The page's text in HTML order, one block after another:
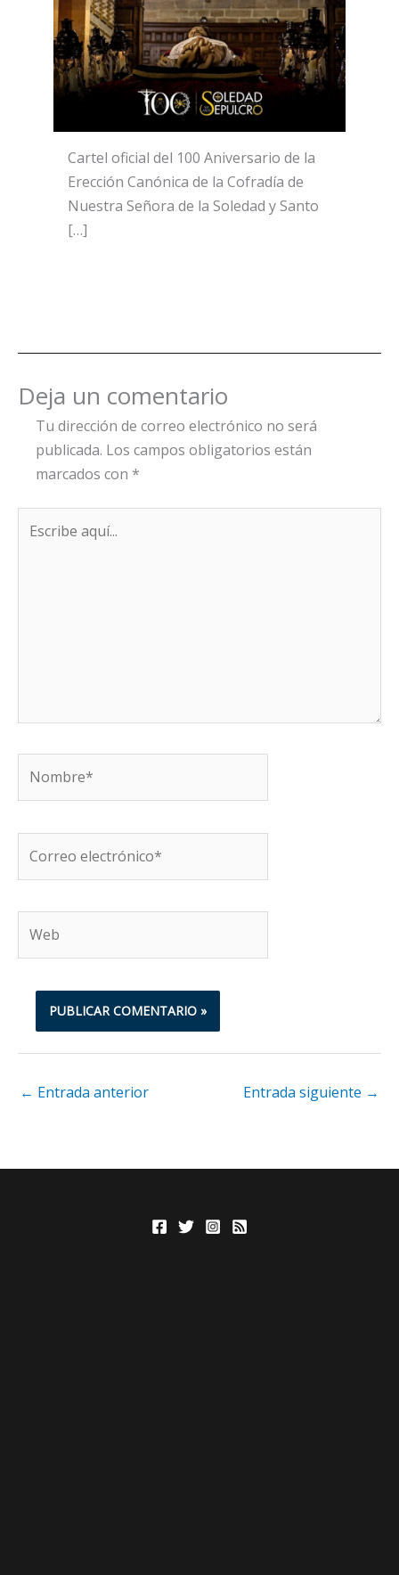
Cartel oficial del 100 Aniversario de la
Erección Canónica de la Cofradía de
Nuestra Señora de la Soledad y Santo
[…]
Deja un comentario
Tu dirección de correo electrónico no será
publicada. Los campos obligatorios están
marcados con *
aquí...
electrónico*
← Entrada anterior Entrada siguiente →